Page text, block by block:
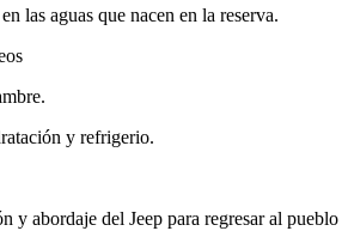
las aguas que nacen en la reserva.
y refrigerio.
y abordaje del Jeep para regresar al pueblo